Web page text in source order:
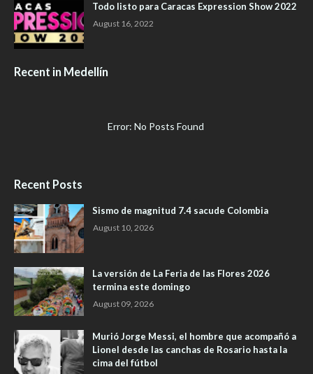
Todo listo para Caracas Expression Show 2022
August 16, 2022
Recent in Medellín
Error: No Posts Found
Recent Posts
Sismo de magnitud 7.4 sacude Colombia
August 10, 2026
La versión de La Feria de las Flores 2026
termina este domingo
August 09, 2026
Murió Jorge Messi, el hombre que acompañó a
Lionel desde las canchas de Rosario hasta la
cima del fútbol